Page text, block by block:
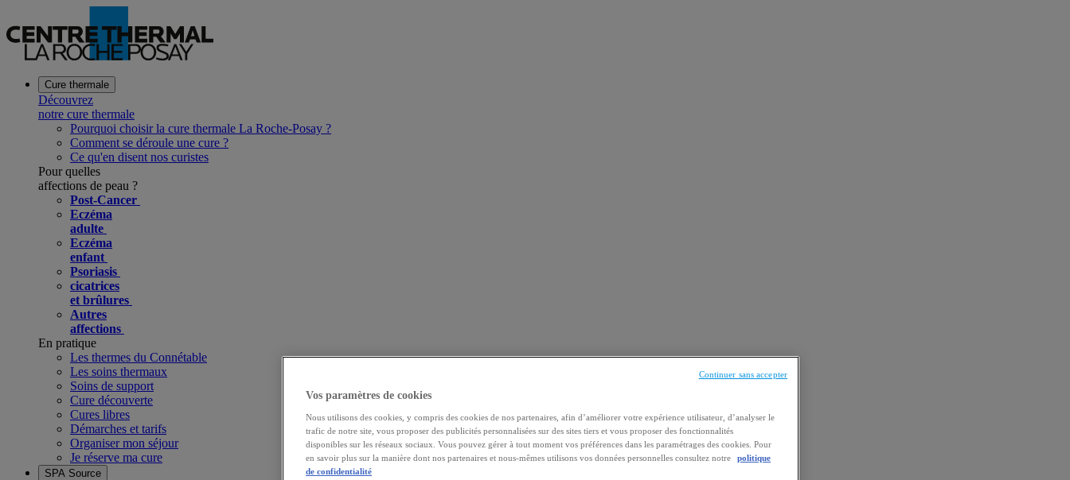
Cure thermale
Découvrez
notre cure thermale
Pourquoi choisir la cure thermale La Roche-Posay ?
Comment se déroule une cure ?
Ce qu'en disent nos curistes
Pour quelles
affections de peau ?
Post-Cancer
Eczéma
adulte
Eczéma
enfant
Psoriasis
cicatrices
et brûlures
Autres
affections
En pratique
Les thermes du Connétable
Les soins thermaux
Soins de support
Cure découverte
Cures libres
Démarches et tarifs
Organiser mon séjour
Je réserve ma cure
SPA Source
Vos paramètres de cookies
Nous utilisons des cookies, y compris des cookies de nos partenaires, afin d’améliorer votre expérience utilisateur, d’analyser le
trafic de notre site, vous proposer des publicités personnalisées sur des sites tiers et vous proposer des fonctionnalités
disponibles sur les réseaux sociaux. Vous pouvez gérer à tout moment vos préférences dans les paramétrages des cookies. Pour
en savoir plus sur la manière dont nos partenaires et nous-mêmes utilisons vos données personnelles consultez notre
politique
de confidentialité
Continuer sans accepter